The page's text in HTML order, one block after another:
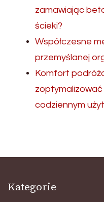
zamawiając
ścieki?
Współczesne
przemyślanej
Komfort
codziennym
Kategorie